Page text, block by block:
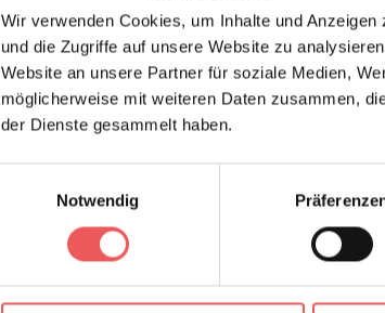
Wir verwenden Cookies, um Inhalte und
und die Zugriffe auf unsere Website zu
Website an unsere Partner für soziale Medien,
möglicherweise mit weiteren Daten zusammen,
der Dienste gesammelt haben.
Notwendig